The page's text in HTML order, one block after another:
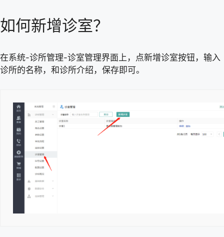
如何新增诊室？
在系统-诊所管理-诊室管理界面上，点新增诊室按钮，输入
诊所的名称，和诊所介绍，保存即可。